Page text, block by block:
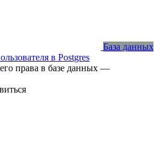
База данных
в Postgres
права в базе данных —